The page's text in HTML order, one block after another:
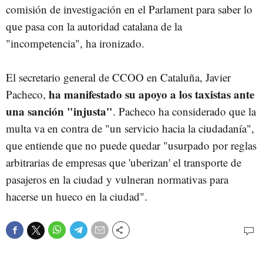
comisión de investigación en el Parlament para saber lo
que pasa con la autoridad catalana de la
"incompetencia", ha ironizado.
El secretario general de CCOO en Cataluña, Javier
Pacheco, ha manifestado su apoyo a los taxistas ante
una sanción "injusta". Pacheco ha considerado que la
multa va en contra de "un servicio hacia la ciudadanía",
que entiende que no puede quedar "usurpado por reglas
arbitrarias de empresas que 'uberizan' el transporte de
pasajeros en la ciudad y vulneran normativas para
hacerse un hueco en la ciudad".